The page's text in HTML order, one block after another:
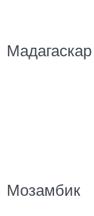
Мадагаскар
Мозамбик